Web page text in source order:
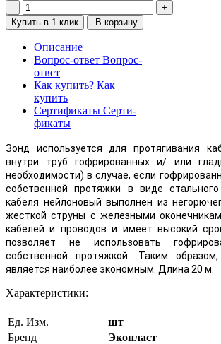
Купить в 1 клик В корзину
Описание
Вопрос-ответ Вопрос-
ответ
Как купить? Как
купить
Сертификаты Серти-
фикаты
Зонд используется для протягивания
внутри труб гофрированных и/ или
необходимости) в случае, если
собственной протяжки в виде
кабеля нейлоновый выполнен из
жесткой струны с железными
кабелей и проводов и имеет высокий
позволяет не использовать
собственной протяжкой. Таким
является наиболее экономным. Длина 20 м.
Характеристики:
Ед. Изм.
шт
Бренд
Экопласт